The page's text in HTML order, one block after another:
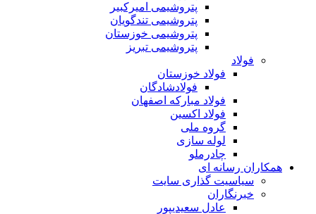
پتروشیمی امیرکبیر
پتروشیمی تندگویان
پتروشیمی خوزستان
پتروشیمی تبریز
فولاد
فولاد خوزستان
فولادشادگان
فولاد مبارکه اصفهان
فولاد اکسین
گروه ملی
لوله سازی
چادرملو
همکاران رسانه ای
سیاسیت گذاری سایت
خبرنگاران
عادل سعیدیپور